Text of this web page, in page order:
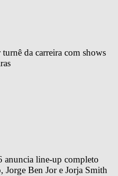
da carreira com shows
line-up completo
Jorge Ben Jor e Jorja Smith